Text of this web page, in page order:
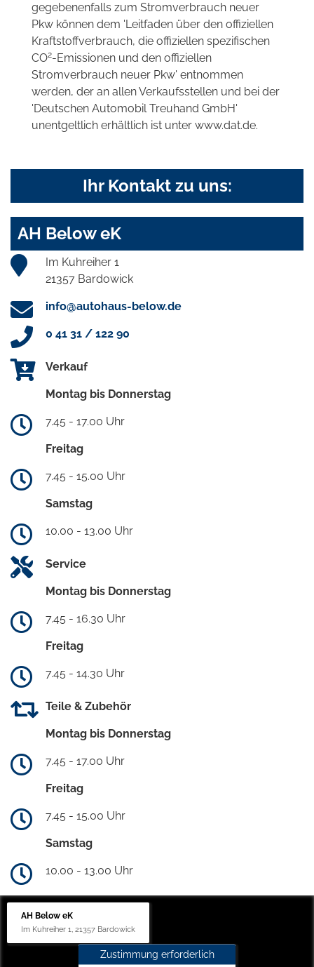
gegebenenfalls zum Stromverbrauch neuer
Pkw können dem 'Leitfaden über den offiziellen
Kraftstoffverbrauch, die offiziellen spezifischen
CO2-Emissionen und den offiziellen
Stromverbrauch neuer Pkw' entnommen
werden, der an allen Verkaufsstellen und bei der
'Deutschen Automobil Treuhand GmbH'
unentgeltlich erhältlich ist unter www.dat.de.
Ihr Kontakt zu uns:
AH Below eK
Im Kuhreiher 1
21357 Bardowick
info@autohaus-below.de
0 41 31 / 122 90
Verkauf
Montag bis Donnerstag
7.45 - 17.00 Uhr
Freitag
7.45 - 15.00 Uhr
Samstag
10.00 - 13.00 Uhr
Service
Montag bis Donnerstag
7.45 - 16.30 Uhr
Freitag
7.45 - 14.30 Uhr
Teile & Zubehör
Montag bis Donnerstag
7.45 - 17.00 Uhr
Freitag
7.45 - 15.00 Uhr
Samstag
10.00 - 13.00 Uhr
AH Below eK
Im Kuhreiher 1, 21357 Bardowick
Zustimmung erforderlich